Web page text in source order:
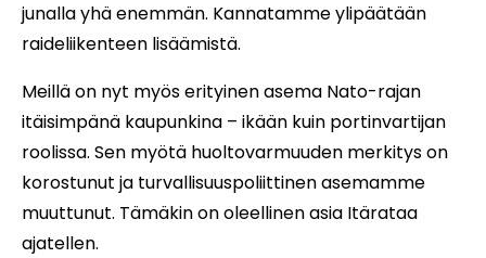
junalla yhä enemmän. Kannatamme ylipäätään
raideliikenteen lisäämistä.
Meillä on nyt myös erityinen asema Nato-rajan
itäisimpänä kaupunkina – ikään kuin portinvartijan
roolissa. Sen myötä huoltovarmuuden merkitys on
korostunut ja turvallisuuspoliittinen asemamme
muuttunut. Tämäkin on oleellinen asia Itärataa
ajatellen.